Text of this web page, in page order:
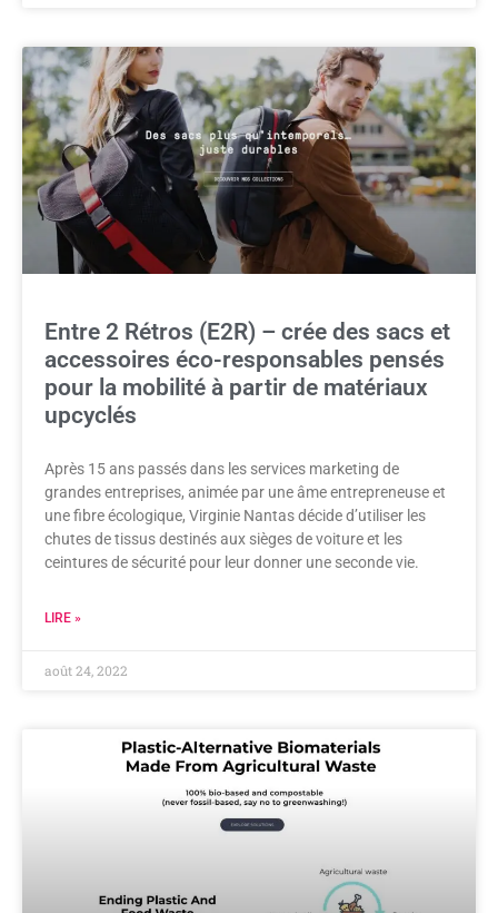
Entre 2 Rétros (E2R) – crée des sacs et
accessoires éco-responsables pensés
pour la mobilité à partir de matériaux
upcyclés
Après 15 ans passés dans les services marketing de
grandes entreprises, animée par une âme entrepreneuse et
une fibre écologique, Virginie Nantas décide d’utiliser les
chutes de tissus destinés aux sièges de voiture et les
ceintures de sécurité pour leur donner une seconde vie.
LIRE »
août 24, 2022